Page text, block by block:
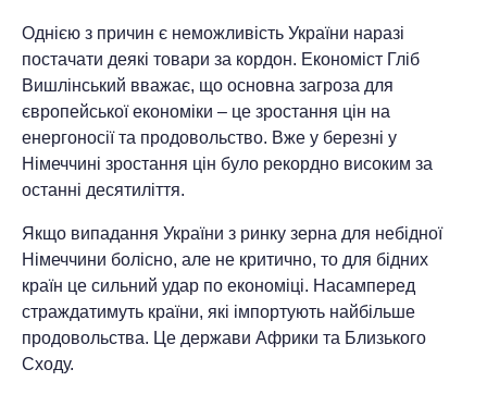
Однією з причин є неможливість України наразі
постачати деякі товари за кордон. Економіст Гліб
Вишлінський вважає, що основна загроза для
європейської економіки – це зростання цін на
енергоносії та продовольство. Вже у березні у
Німеччині зростання цін було рекордно високим за
останні десятиліття.
Якщо випадання України з ринку зерна для небідної
Німеччини болісно, ​​але не критично, то для бідних
країн це сильний удар по економіці. Насамперед
страждатимуть країни, які імпортують найбільше
продовольства. Це держави Африки та Близького
Сходу.